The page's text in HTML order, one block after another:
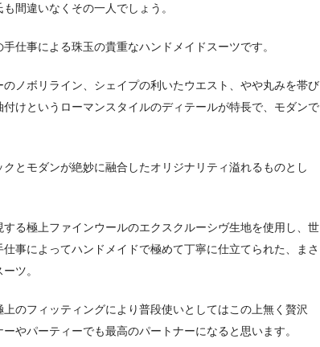
間違いなくその一人でしょう。
仕事による珠玉の貴重なハンドメイドスーツです。
ノボリライン、シェイプの利いたウエスト、やや丸みを帯び
けというローマンスタイルのディテールが特長で、モダンで
とモダンが絶妙に融合したオリジナリティ溢れるものとし
る極上ファインウールのエクスクルーシヴ生地を使用し、世
事によってハンドメイドで極めて丁寧に仕立てられた、まさ
ツ。
のフィッティングにより普段使いとしてはこの上無く贅沢
やパーティーでも最高のパートナーになると思います。